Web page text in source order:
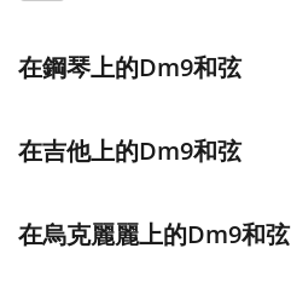
在鋼琴上的Dm9和弦
在吉他上的Dm9和弦
在烏克麗麗上的Dm9和弦